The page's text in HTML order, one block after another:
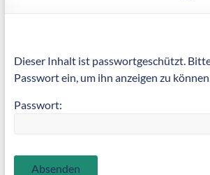
Dieser Inhalt ist passwortgeschützt.
Passwort ein, um ihn anzeigen zu
Passwort: